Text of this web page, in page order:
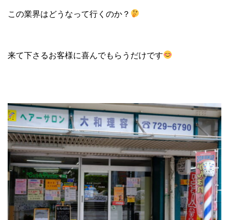
この業界はどうなって行くのか？
来て下さるお客様に喜んでもらうだけです